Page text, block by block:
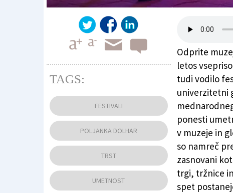
Leta 2022 je festival potekal v Rojanu, kjer so
(FOTODAMJ@N)
Odprite
letos
tudi vodilo
univerzitetni
ponesti
v muzeje in
so namreč
zasnovani
trgi, tržnice
spet
TAGS:
FESTIVALI
POLJANKA DOLHAR
TRST
UMETNOST